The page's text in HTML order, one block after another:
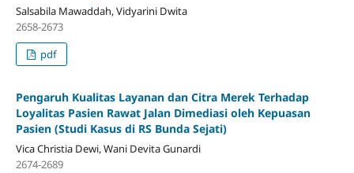
Salsabila Mawaddah, Vidyarini Dwita
2658-2673
pdf
Pengaruh Kualitas Layanan dan Citra Merek Terhadap
Loyalitas Pasien Rawat Jalan Dimediasi oleh Kepuasan
Pasien (Studi Kasus di RS Bunda Sejati)
Vica Christia Dewi, Wani Devita Gunardi
2674-2689